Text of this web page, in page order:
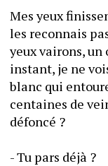
Mes yeux
les reconnais
yeux vairons,
instant, je ne
blanc qui
centaines de
défoncé ?
- Tu pars déjà ?